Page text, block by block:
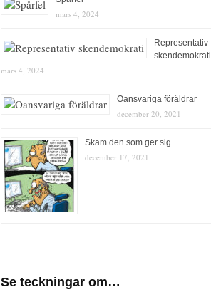
mars 4, 2024
Representativ
skendemokrati
mars 4, 2024
Oansvariga föräldrar
december 20, 2021
Skam den som ger sig
december 17, 2021
Se teckningar om…